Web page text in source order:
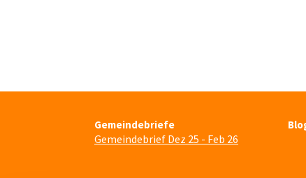
Gemeindebriefe
Gemeindebrief Dez 25 - Feb 26